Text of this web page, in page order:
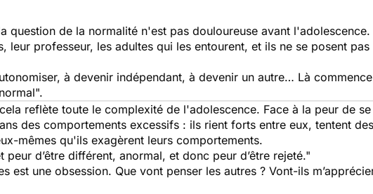
question de la normalité n'est pas douloureuse avant
leur professeur, les adultes qui les entourent, et ils ne se posent pas
à devenir indépendant, à devenir un autre… Là
reflète toute le complexité de l'adolescence. Face à la peur de
des comportements excessifs : ils rient forts entre eux, tentent
mêmes qu'ils exagèrent leurs comportements.
d’être différent, anormal, et donc peur d’être rejeté."
est une obsession. Que vont penser les autres ? Vont-ils